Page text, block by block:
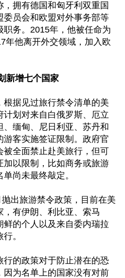
，拥有德国和匈牙利双重国
委员会和欧盟对外事务部等
职务。2015年，他被任命为
年他离开外交领域，加入欧
新增七个国家
根据见过旅行禁令清单的美
计划对来自白俄罗斯、厄立
缅甸、尼日利亚、苏丹和
游客实施签证限制。政府官
被全面禁止赴美旅行，但可
加以限制，比如商务或旅游
尚未最终敲定。
出旅游禁令政策，目前在美
，有伊朗、利比亚、索马
鲜的个人以及来自委内瑞拉
。
行的政策对于防止潜在的恐
因为名单上的国家没有对前